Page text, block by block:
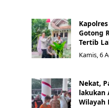
Gotong
Tertib
Kamis, 6
Nekat,
lakukan
Wilayah